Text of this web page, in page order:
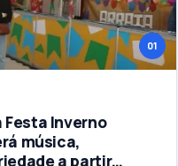
DATA FINAL
01
Inverno
música,
a partir